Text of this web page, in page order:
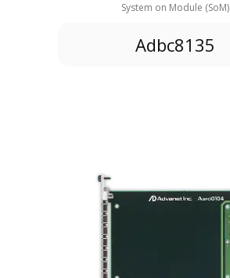
System on Module (SoM)
Adbc8135